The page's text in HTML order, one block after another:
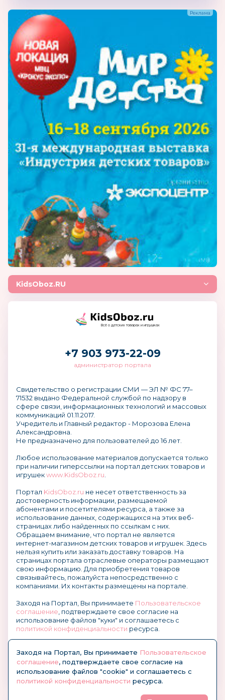
KidsOboz.RU
Всё о детских товарах и игрушках
+7 903 973-22-09
администратор портала
Свидетельство о регистрации СМИ — ЭЛ № ФС 77–
71532 выдано Федеральной службой по надзору в
сфере связи, информационных технологий и массовых
коммуникаций 01.11.2017.
Учредитель и Главный редактор - Морозова Елена
Александровна.
Не предназначено для пользователей до 16 лет.
Любое использование материалов допускается только
при наличии гиперссылки на портал детских товаров и
игрушекwww.KidsOboz.ru
Портал KidsOboz.ru не несет ответственность за
достоверность информации, размещаемой
абонентами и посетителями ресурса, а также за
использование данных, содержащихся на этих веб-
страницах либо найденных по ссылкам с них.
Обращаем внимание, что портал не является
интернет-магазином детских товаров и игрушек. Здесь
нельзя купить или заказать доставку товаров. На
страницах портала отраслевые операторы размещают
свою информацию. Для приобретения товаров
связывайтесь, пожалуйста непосредственно с
компаниями. Их контакты размещены на портале.
Заходя на Портал, Вы принимаете Пользовательское
соглашение , подтверждаете свое согласие на
использование файлов "куки" и соглашаетесь с
политикой конфиденциальности ресурса.
Заходя на Портал, Вы принимаете Пользовательское
соглашение, подтверждаете свое согласие на
использование файлов "cookie" и соглашаетесь с
политикой конфиденциальности ресурса.